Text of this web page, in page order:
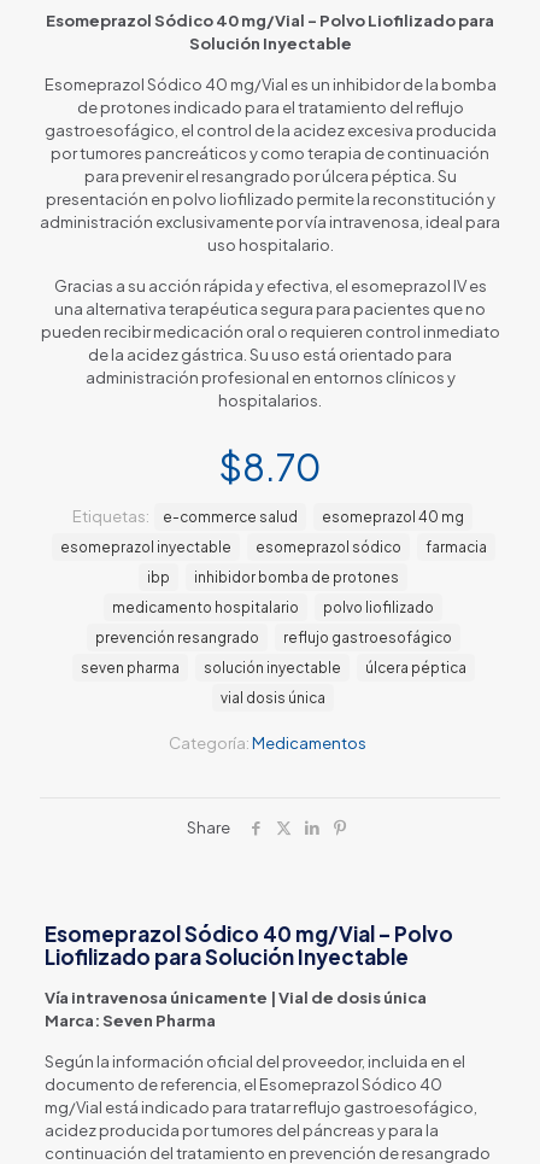
Esomeprazol Sódico 40 mg/Vial – Polvo Liofilizado para
Solución Inyectable
Esomeprazol Sódico 40 mg/Vial es un inhibidor de la bomba
de protones indicado para el tratamiento del reflujo
gastroesofágico, el control de la acidez excesiva producida
por tumores pancreáticos y como terapia de continuación
para prevenir el resangrado por úlcera péptica. Su
presentación en polvo liofilizado permite la reconstitución y
administración exclusivamente por vía intravenosa, ideal para
uso hospitalario.
Gracias a su acción rápida y efectiva, el esomeprazol IV es
una alternativa terapéutica segura para pacientes que no
pueden recibir medicación oral o requieren control inmediato
de la acidez gástrica. Su uso está orientado para
administración profesional en entornos clínicos y
hospitalarios.
$8.70
Categoría:Medicamentos
Etiquetas: e-commerce salud
esomeprazol 40 mg
esomeprazol inyectable
esomeprazol sódico
farmacia
ibp
inhibidor bomba de protones
medicamento hospitalario
polvo liofilizado
prevención resangrado
reflujo gastroesofágico
seven pharma
solución inyectable
úlcera péptica
vial dosis única
Share
Esomeprazol Sódico 40 mg/Vial – Polvo
Liofilizado para Solución Inyectable
Vía intravenosa únicamente | Vial de dosis única
Marca: Seven Pharma
Según la información oficial del proveedor, incluida en el
documento de referencia, el Esomeprazol Sódico 40
mg/Vial está indicado para tratar reflujo gastroesofágico,
acidez producida por tumores del páncreas y para la
continuación del tratamiento en prevención de resangrado